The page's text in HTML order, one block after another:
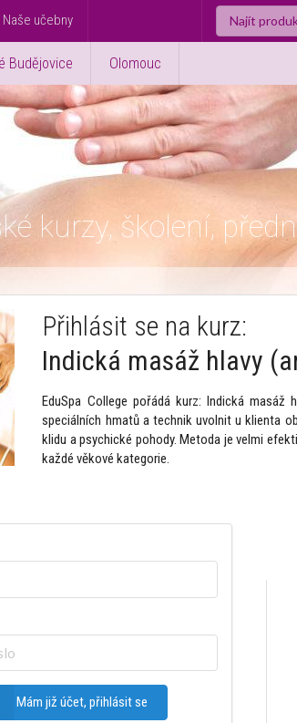
Naše učebny
Budějovice Olomouc
kurzy, školení,
Přihlásit se na kurz:
Indická masáž hlavy
EduSpa College pořádá kurz: Indická
speciálních hmatů a technik uvolnit u klienta
klidu a psychické pohody. Metoda je velmi
každé věkové kategorie.
Mám již účet, přihlásit se